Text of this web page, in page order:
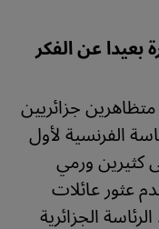
عن الفكر
جزائريين
الفرنسية لأول
كثيرين ورمي
عثور عائلات
الجزائرية